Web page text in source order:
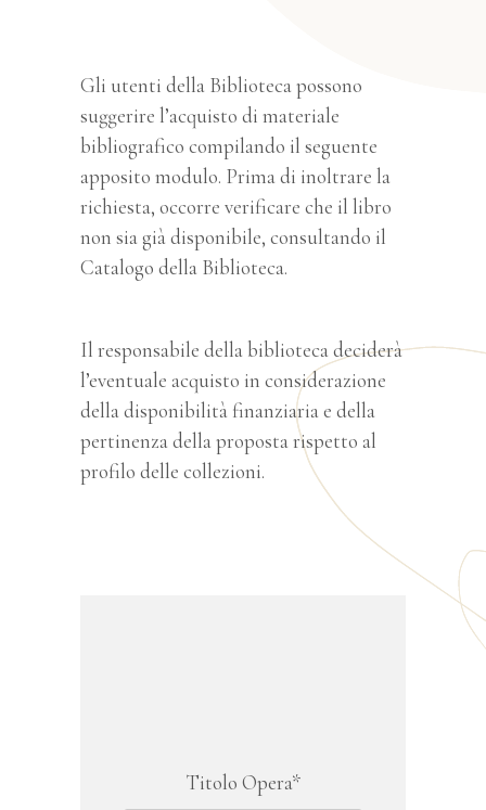
Gli utenti della Biblioteca possono
suggerire l’acquisto di materiale
bibliografico compilando il seguente
apposito modulo. Prima di inoltrare la
richiesta, occorre verificare che il libro
non sia già disponibile, consultando il
Catalogo della Biblioteca.
Il responsabile della biblioteca deciderà
l’eventuale acquisto in considerazione
della disponibilità finanziaria e della
pertinenza della proposta rispetto al
profilo delle collezioni.
Titolo Opera*